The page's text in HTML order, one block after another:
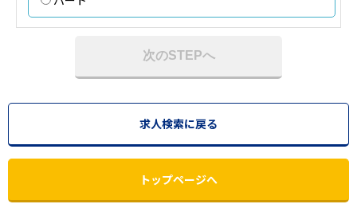
次のSTEPへ
求人検索に戻る
トップページへ